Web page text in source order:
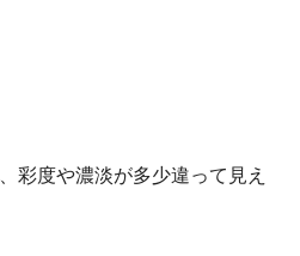
彩度や濃淡が多少違って見え